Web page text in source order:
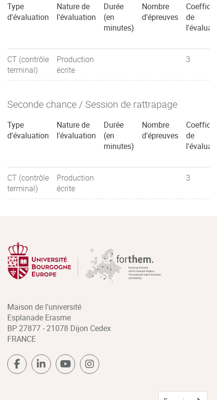
Type
d'évaluation
Nature de
l'évaluation
Durée
(en
minutes)
Nombre
d'épreuves
de
CT (contrôle
terminal)
Production
écrite
3
Seconde chance / Session de rattrapage
Type
d'évaluation
Nature de
l'évaluation
Durée
(en
minutes)
Nombre
d'épreuves
de
CT (contrôle
terminal)
Production
écrite
3
Maison de l'université
Esplanade Erasme
BP 27877 - 21078 Dijon Cedex
FRANCE